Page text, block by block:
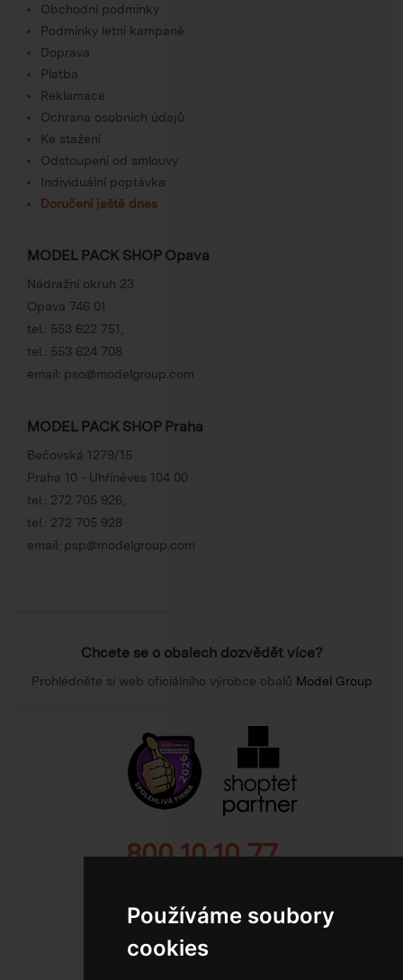
Používáme soubory
cookies
Obchodní podmínky
Podmínky letní kampaně
Doprava
Platba
Reklamace
Ochrana osobních údajů
Ke stažení
Odstoupení od smlouvy
Individuální poptávka
Doručení ještě dnes
MODEL PACK SHOP Opava
Nádražní okruh 23
Opava 746 01
tel.: 553 622 751
tel.: 553 624 708
email: pso@modelgroup.com
MODEL PACK SHOP Praha
Bečovská 1279/15
Praha 10 - Uhříněves 104 00
tel.: 272 705 926
tel.: 272 705 928
email: psp@modelgroup.com
Chcete se o obalech dozvědět více?
Prohlédněte si web oficiálního výrobce obalů Model Group
800 10 10 77